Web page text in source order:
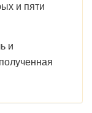
и пяти
и